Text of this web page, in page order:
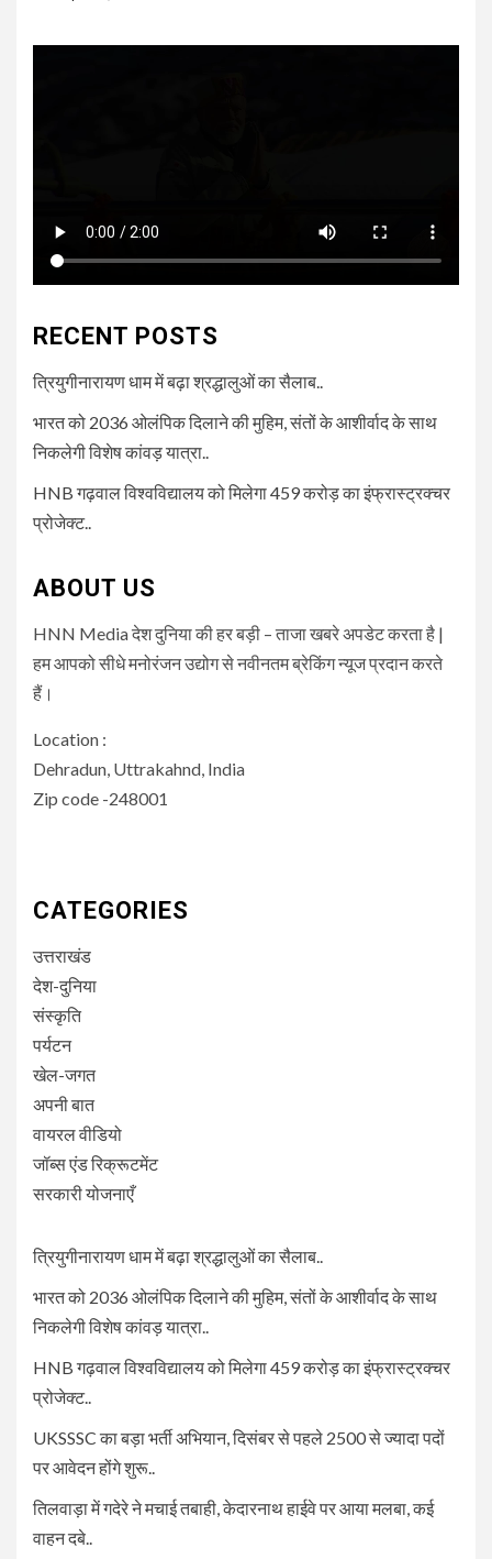
RECENT POSTS
त्रियुगीनारायण धाम में बढ़ा श्रद्धालुओं का सैलाब..
भारत को 2036 ओलंपिक दिलाने की मुहिम, संतों के आशीर्वाद के साथ
निकलेगी विशेष कांवड़ यात्रा..
HNB गढ़वाल विश्वविद्यालय को मिलेगा 459 करोड़ का इंफ्रास्ट्रक्चर
प्रोजेक्ट..
ABOUT US
HNN Media देश दुनिया की हर बड़ी – ताजा खबरे अपडेट करता है |
हम आपको सीधे मनोरंजन उद्योग से नवीनतम ब्रेकिंग न्यूज प्रदान करते
हैं।
Location :
Dehradun, Uttrakahnd, India
Zip code -248001
CATEGORIES
उत्तराखंड
देश-दुनिया
संस्कृति
पर्यटन
खेल-जगत
अपनी बात
वायरल वीडियो
जॉब्स एंड रिक्रूटमेंट
सरकारी योजनाएँ
त्रियुगीनारायण धाम में बढ़ा श्रद्धालुओं का सैलाब..
भारत को 2036 ओलंपिक दिलाने की मुहिम, संतों के आशीर्वाद के साथ
निकलेगी विशेष कांवड़ यात्रा..
HNB गढ़वाल विश्वविद्यालय को मिलेगा 459 करोड़ का इंफ्रास्ट्रक्चर
प्रोजेक्ट..
UKSSSC का बड़ा भर्ती अभियान, दिसंबर से पहले 2500 से ज्यादा पदों
पर आवेदन होंगे शुरू..
तिलवाड़ा में गदेरे ने मचाई तबाही, केदारनाथ हाईवे पर आया मलबा, कई
वाहन दबे..